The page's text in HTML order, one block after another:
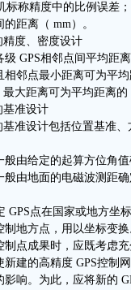
标称精度中的比例误差
距离（ mm）。
精度、密度设计
级 GPS相邻点间平均距
相邻点最小距离可为平
大距离可为平均距离的
基准设计
基准设计包括位置基准、
由给定的起算方位角值
般由地面的电磁波测距确
GPS点在国家或地方坐
制地方点，用以坐标变换
制点成果时，应既考虑充
新建的高精度 GPS控制
影响。为此，应将新的